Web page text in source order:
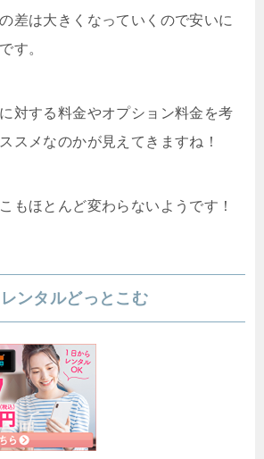
差は大きくなっていくので安いに
す。
対する料金やオプション料金を考
スメなのかが見えてきますね！
もほとんど変わらないようです！
ンタルどっとこむ